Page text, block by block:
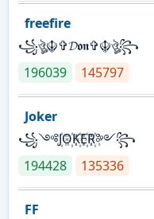
freefire
꧁ঔৣ☬✞𝓓𝖔𝖓✞☬ঔৣ꧂
196039
145797
Joker
꧁༺J꙰O꙰K꙰E꙰R꙰༻꧂
194428
135336
FF